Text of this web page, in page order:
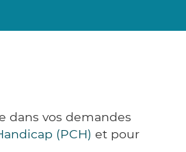
dans vos demandes
(PCH) et pour